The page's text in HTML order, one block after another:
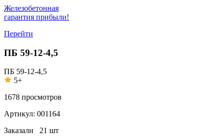
Железобетонная
гарантия прибыли!
Перейти
ПБ 59-12-4,5
ПБ 59-12-4,5
5+
1678 просмотров
Артикул: 001164
Заказали 21 шт